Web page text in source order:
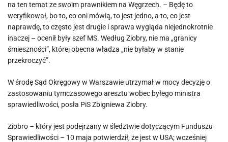
na ten temat ze swoim prawnikiem na Węgrzech. – Będę to
weryfikował, bo to, co oni mówią, to jest jedno, a to, co jest
naprawdę, to często jest drugie i sprawa wygląda niejednokrotnie
inaczej – ocenił były szef MS. Według Ziobry, nie ma „granicy
śmieszności”, której obecna władza „nie byłaby w stanie
przekroczyć”.
W środę Sąd Okręgowy w Warszawie utrzymał w mocy decyzję o
zastosowaniu tymczasowego aresztu wobec byłego ministra
sprawiedliwości, posła PiS Zbigniewa Ziobry.
Ziobro – który jest podejrzany w śledztwie dotyczącym Funduszu
Sprawiedliwości – 10 maja potwierdził, że jest w USA; wcześniej